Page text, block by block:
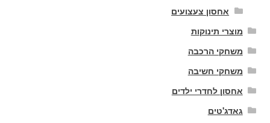
אחסון צעצועים
מוצרי תינוקות
משחקי הרכבה
משחקי חשיבה
אחסון לחדרי ילדים
גאדג'טים